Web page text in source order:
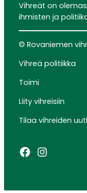
Vihreät on
ihmisten ja
© Rovaniemen
Vihreä politiikka
Toimi
Liity vihreisiin
Tilaa vihreiden
Facebook